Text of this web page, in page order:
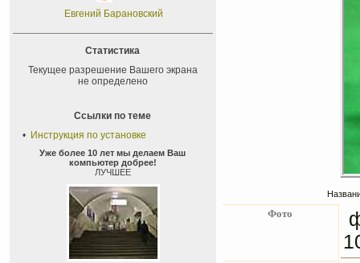
Евгений Барановский
Статистика
Текущее разрешение Вашего экрана
не определено
Ссылки по теме
• Инструкция по установке
Уже более 10 лет мы делаем Ваш
компьютер добрее!
ЛУЧШЕЕ
Фото